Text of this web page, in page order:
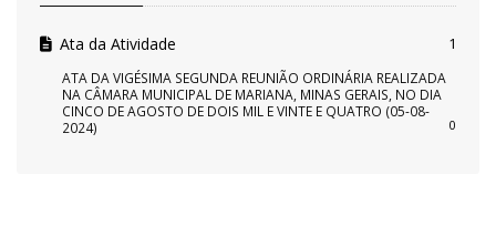
Ata da Atividade 1
ATA DA VIGÉSIMA SEGUNDA REUNIÃO ORDINÁRIA REALIZADA
NA CÂMARA MUNICIPAL DE MARIANA, MINAS GERAIS, NO DIA
CINCO DE AGOSTO DE DOIS MIL E VINTE E QUATRO (05-08-
2024)
0